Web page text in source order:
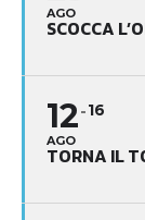
AGO
SCOCCA
12
AGO
16
TORNA IL